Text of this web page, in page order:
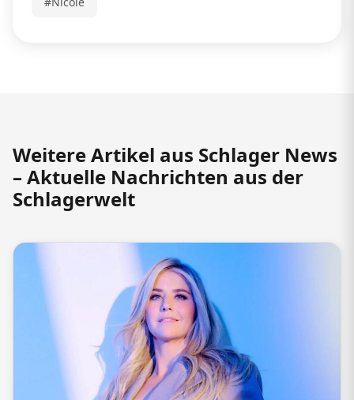
Weitere Artikel aus Schlager News
– Aktuelle Nachrichten aus der
Schlagerwelt